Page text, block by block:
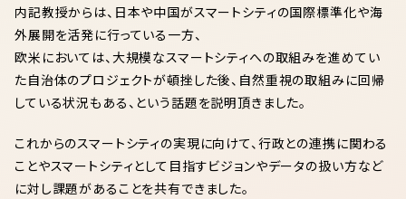
内記教授からは、日本や中国がスマートシティの国際標準化や海
外展開を活発に行っている一方、
欧米においては、大規模なスマートシティへの取組みを進めてい
た自治体のプロジェクトが頓挫した後、 自然重視の取組みに回帰
している状況もある、という話題を説明頂きました。
これからのスマートシティの実現に向けて、行政との連携に関わる
ことやスマートシティとして目指すビジョンやデータの扱い方など
に対し課題があることを共有できました。